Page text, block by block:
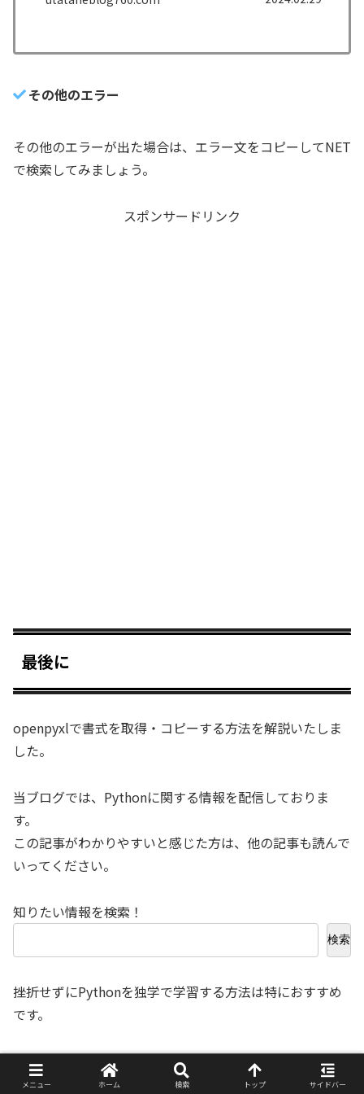
その他のエラー
その他のエラーが出た場合は、エラー文をコピーしてNET
で検索してみましょう。
スポンサードリンク
最後に
openpyxlで書式を取得・コピーする方法を解説いたしま
した。
当ブログでは、Pythonに関する情報を配信しておりま
す。
この記事がわかりやすいと感じた方は、他の記事も読んで
いってください。
知りたい情報を検索！
検索
挫折せずにPythonを独学で学習する方法は特におすすめ
です。
挫折しないでPythonを独学で学習する方法[初
心者用ロードマップも]
Pythonを独学で学習したいけど、途中で挫折しないか不
メニュー ホーム 検索 トップ サイドバー